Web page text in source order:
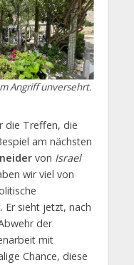
Angriff unversehrt.
die Treffen, die
am nächsten
von Israel
wir viel von
Er sieht jetzt, nach
der
mit
Chance, diese